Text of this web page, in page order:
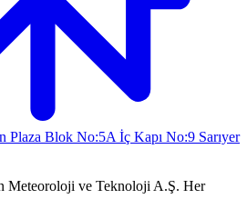
Plaza Blok No:5A İç Kapı No:9 Sarıyer
Meteoroloji ve Teknoloji A.Ş. Her